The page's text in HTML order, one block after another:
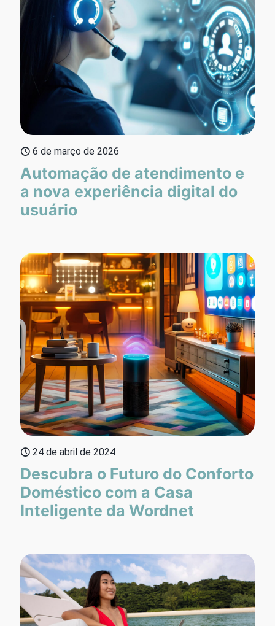
6 de março de 2026
Automação de atendimento e
a nova experiência digital do
usuário
24 de abril de 2024
Descubra o Futuro do Conforto
Doméstico com a Casa
Inteligente da Wordnet